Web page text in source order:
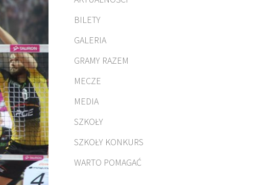
BILETY
GALERIA
GRAMY RAZEM
MECZE
MEDIA
SZKOŁY
SZKOŁY KONKURS
WARTO POMAGAĆ